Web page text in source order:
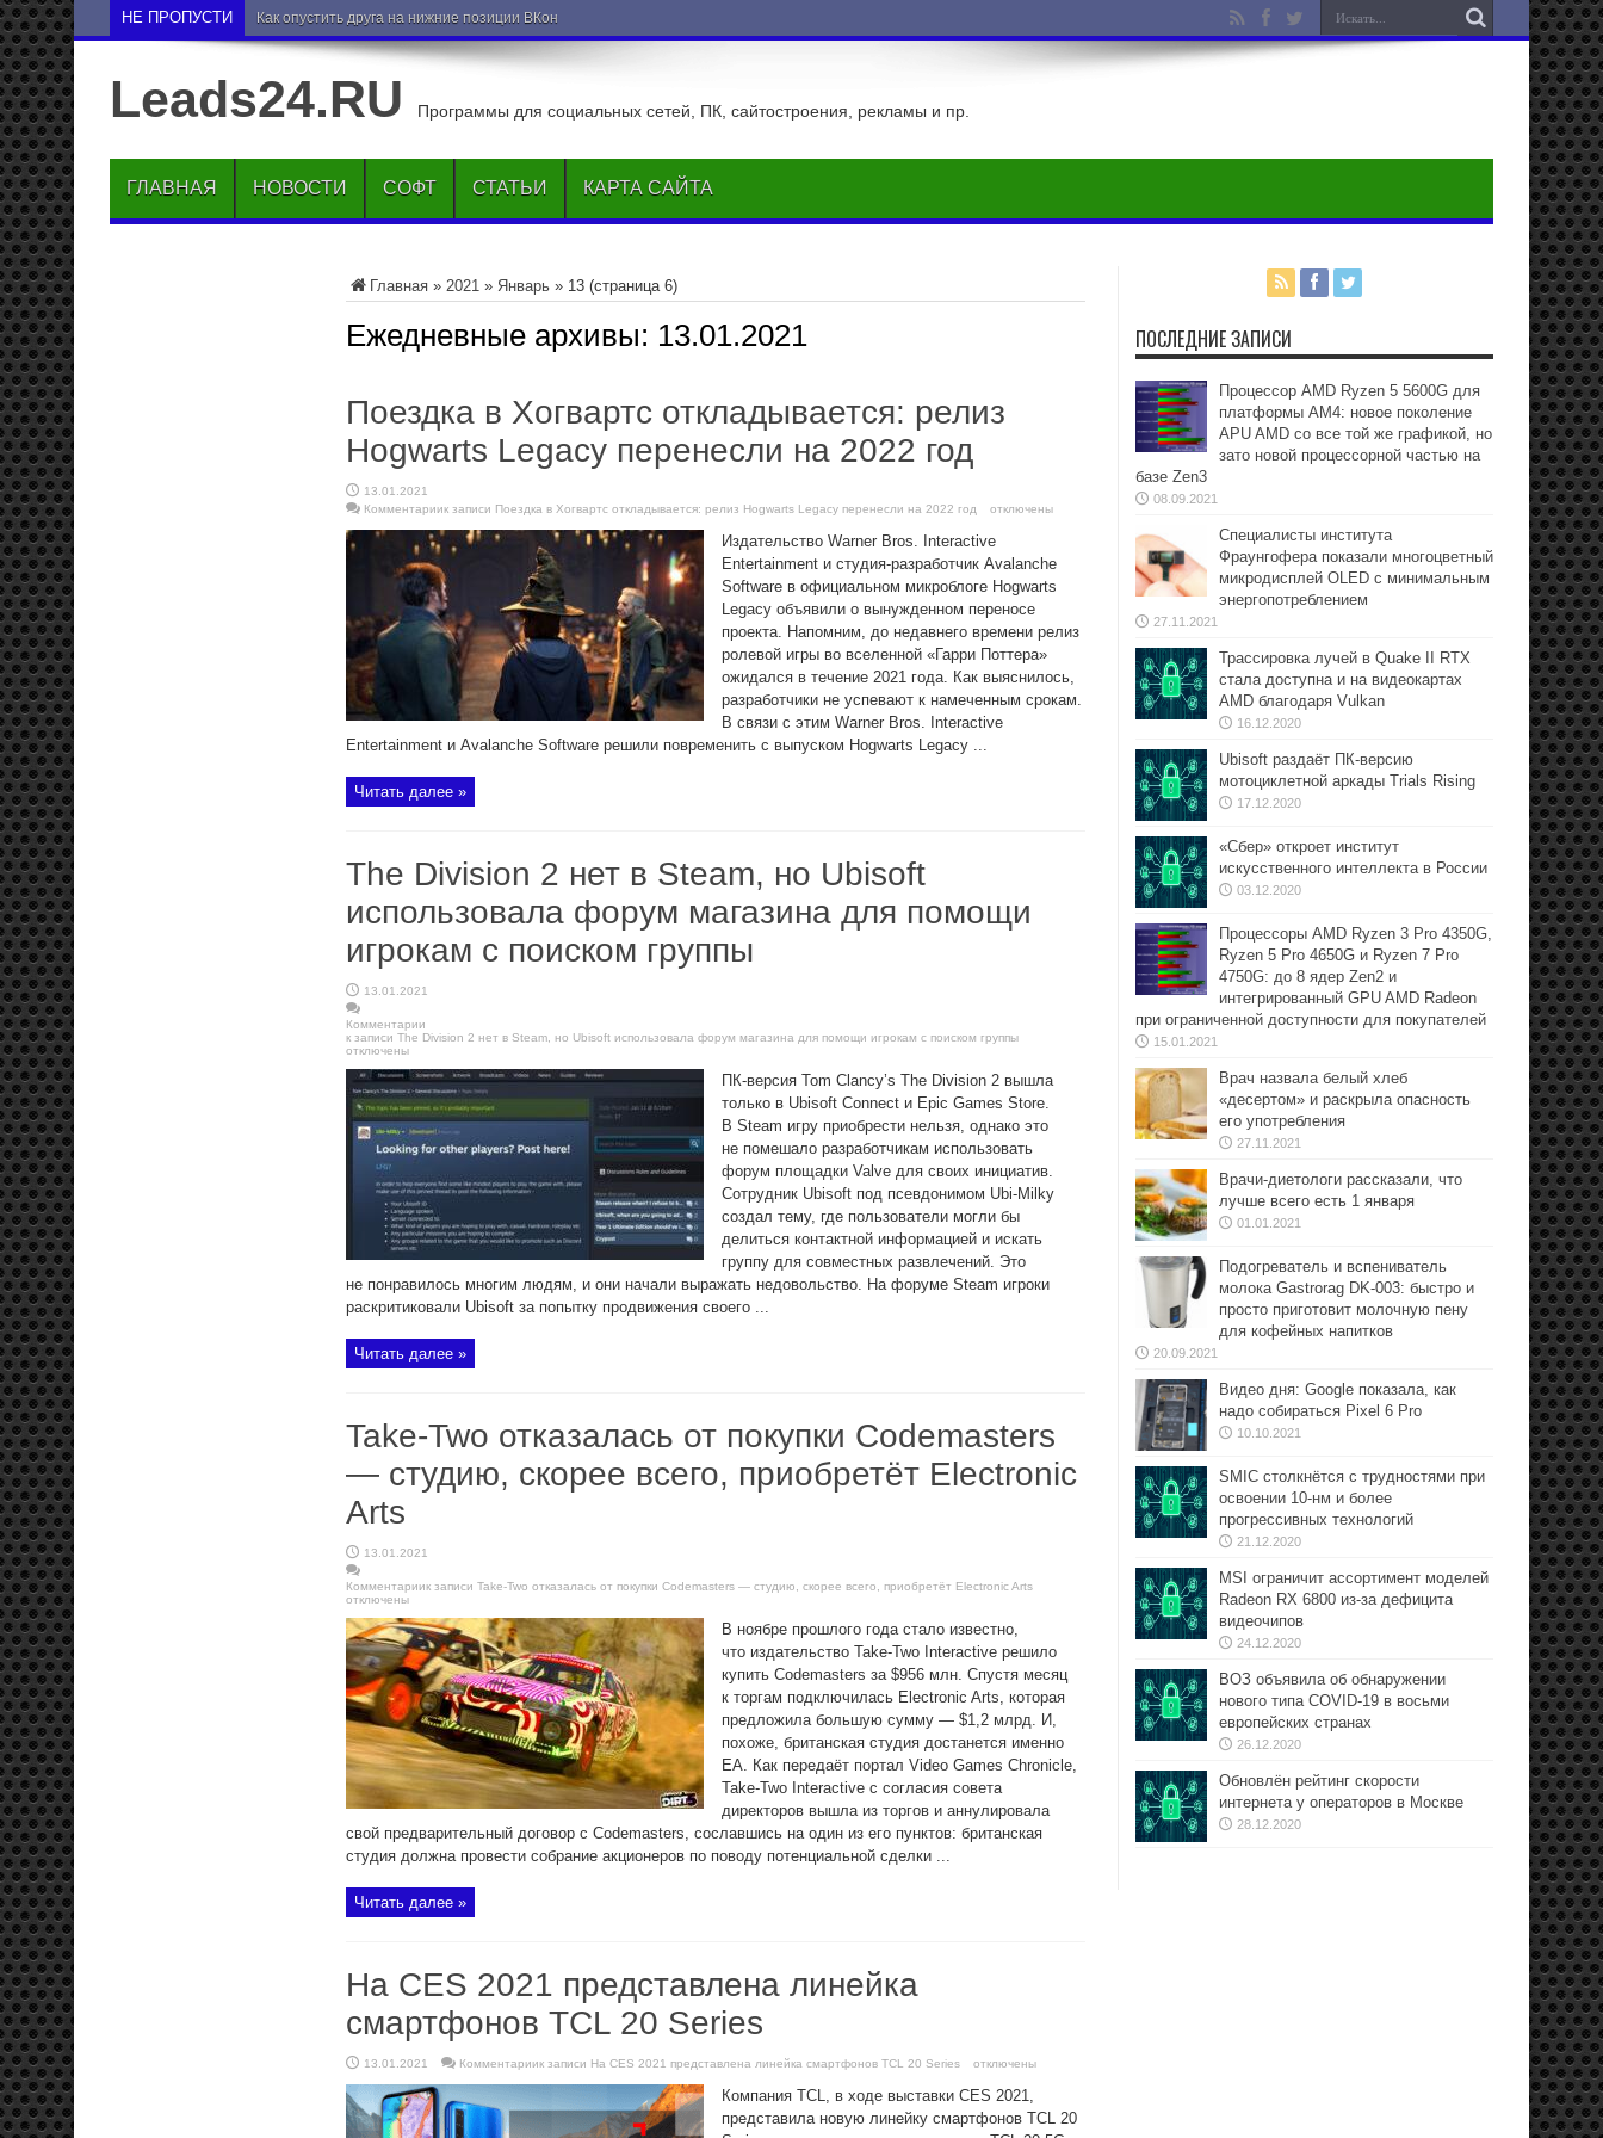
НЕ ПРОПУСТИ Как опустить друга на нижние позиции ВКонтакте
Leads24.RU Программы для социальных сетей, ПК, сайтостроения, рекламы и пр.
ГЛАВНАЯ НОВОСТИ СОФТ СТАТЬИ КАРТА САЙТА
Главная » 2021 » Январь » 13 (страница 6)
Ежедневные архивы: 13.01.2021
Поездка в Хогвартс откладывается: релиз
Hogwarts Legacy перенесли на 2022 год
13.01.2021
Комментариик записи Поездка в Хогвартс откладывается: релиз Hogwarts Legacy перенесли на 2022 год отключены
Издательство Warner Bros. Interactive
Entertainment и студия-разработчик Avalanche
Software в официальном микроблоге Hogwarts
Legacy объявили о вынужденном переносе
проекта. Напомним, до недавнего времени релиз
ролевой игры во вселенной «Гарри Поттера»
ожидался в течение 2021 года. Как выяснилось,
разработчики не успевают к намеченным срокам.
В связи с этим Warner Bros. Interactive
Entertainment и Avalanche Software решили повременить с выпуском Hogwarts Legacy ...
Читать далее »
The Division 2 нет в Steam, но Ubisoft
использовала форум магазина для помощи
игрокам с поиском группы
13.01.2021
Комментарии
к записи The Division 2 нет в Steam, но Ubisoft использовала форум магазина для помощи игрокам с поиском группы
отключены
ПК-версия Tom Clancy’s The Division 2 вышла
только в Ubisoft Connect и Epic Games Store.
В Steam игру приобрести нельзя, однако это
не помешало разработчикам использовать
форум площадки Valve для своих инициатив.
Сотрудник Ubisoft под псевдонимом Ubi-Milky
создал тему, где пользователи могли бы
делиться контактной информацией и искать
группу для совместных развлечений. Это
не понравилось многим людям, и они начали выражать недовольство. На форуме Steam игроки
раскритиковали Ubisoft за попытку продвижения своего ...
Читать далее »
Take-Two отказалась от покупки Codemasters
— студию, скорее всего, приобретёт Electronic
Arts
13.01.2021
Комментариик записи Take-Two отказалась от покупки Codemasters — студию, скорее всего, приобретёт Electronic Arts
отключены
В ноябре прошлого года стало известно,
что издательство Take-Two Interactive решило
купить Codemasters за $956 млн. Спустя месяц
к торгам подключилась Electronic Arts, которая
предложила большую сумму — $1,2 млрд. И,
похоже, британская студия достанется именно
ЕА. Как передаёт портал Video Games Chronicle,
Take-Two Interactive с согласия совета
директоров вышла из торгов и аннулировала
свой предварительный договор с Codemasters, сославшись на один из его пунктов: британская
студия должна провести собрание акционеров по поводу потенциальной сделки ...
Читать далее »
На CES 2021 представлена линейка
смартфонов TCL 20 Series
13.01.2021 Комментариик записи На CES 2021 представлена линейка смартфонов TCL 20 Series отключены
Компания TCL, в ходе выставки CES 2021,
представила новую линейку смартфонов TCL 20
ПОСЛЕДНИЕ ЗАПИСИ
Процессор AMD Ryzen 5 5600G для
платформы АМ4: новое поколение
APU AMD со все той же графикой, но
зато новой процессорной частью на
базе Zen3
08.09.2021
Специалисты института
Фраунгофера показали многоцветный
микродисплей OLED с минимальным
энергопотреблением
27.11.2021
Трассировка лучей в Quake II RTX
стала доступна и на видеокартах
AMD благодаря Vulkan
16.12.2020
Ubisoft раздаёт ПК-версию
мотоциклетной аркады Trials Rising
17.12.2020
«Сбер» откроет институт
искусственного интеллекта в России
03.12.2020
Процессоры AMD Ryzen 3 Pro 4350G,
Ryzen 5 Pro 4650G и Ryzen 7 Pro
4750G: до 8 ядер Zen2 и
интегрированный GPU AMD Radeon
при ограниченной доступности для покупателей
15.01.2021
Врач назвала белый хлеб
«десертом» и раскрыла опасность
его употребления
27.11.2021
Врачи-диетологи рассказали, что
лучше всего есть 1 января
01.01.2021
Подогреватель и вспениватель
молока Gastrorag DK-003: быстро и
просто приготовит молочную пену
для кофейных напитков
20.09.2021
Видео дня: Google показала, как
надо собираться Pixel 6 Pro
10.10.2021
SMIC столкнётся с трудностями при
освоении 10-нм и более
прогрессивных технологий
21.12.2020
MSI ограничит ассортимент моделей
Radeon RX 6800 из-за дефицита
видеочипов
24.12.2020
ВОЗ объявила об обнаружении
нового типа COVID-19 в восьми
европейских странах
26.12.2020
Обновлён рейтинг скорости
интернета у операторов в Москве
28.12.2020